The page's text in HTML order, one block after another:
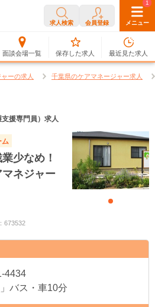
求人検索 会員登録 メニュー
面談会場一覧
0
保存した求人
1
最近見た求人
ーの求人 千葉県のケアマネージャー求人
援専門員）求人
ム
少なめ！
ネジャー
673532
4434
バス・車10分